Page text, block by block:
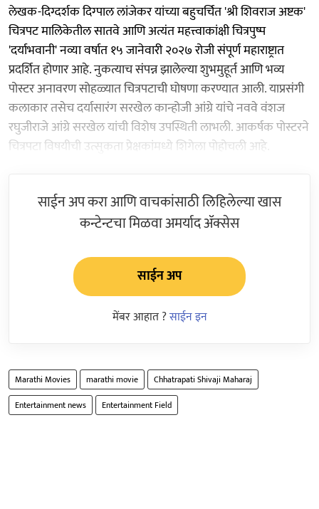
लेखक-दिग्दर्शक दिग्पाल लांजेकर यांच्या बहुचर्चित 'श्री शिवराज अष्टक'
चित्रपट मालिकेतील सातवे आणि अत्यंत महत्त्वाकांक्षी चित्रपुष्प
'दर्याभवानी' नव्या वर्षात १५ जानेवारी २०२७ रोजी संपूर्ण महाराष्ट्रात
प्रदर्शित होणार आहे. नुकत्याच संपन्न झालेल्या शुभमुहूर्त आणि भव्य
पोस्टर अनावरण सोहळ्यात चित्रपटाची घोषणा करण्यात आली. याप्रसंगी
कलाकार तसेच दर्यासारंग सरखेल कान्होजी आंग्रे यांचे नववे वंशज
रघुजीराजे आंग्रे सरखेल यांची विशेष उपस्थिती लाभली. आकर्षक पोस्टरने
चित्रपटा विषयीची उत्सुकता प्रेक्षकांमध्ये शिगेला पोहोचली आहे.
साईन अप करा आणि वाचकांसाठी लिहिलेल्या खास
कन्टेन्टचा मिळवा अमर्याद ॲक्सेस
साईन अप
मेंबर आहात ?साईन इन
Marathi Movies marathi movie
Chhatrapati Shivaji Maharaj
Entertainment news
Entertainment Field